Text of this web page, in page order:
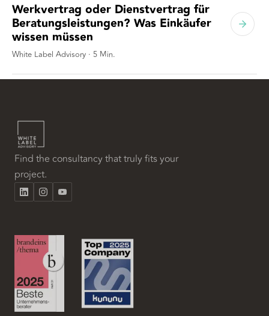
Werkvertrag oder Dienstvertrag für
Beratungsleistungen? Was Einkäufer
wissen müssen
White Label Advisory · 5 Min.
Find the consultancy that truly fits your
project.